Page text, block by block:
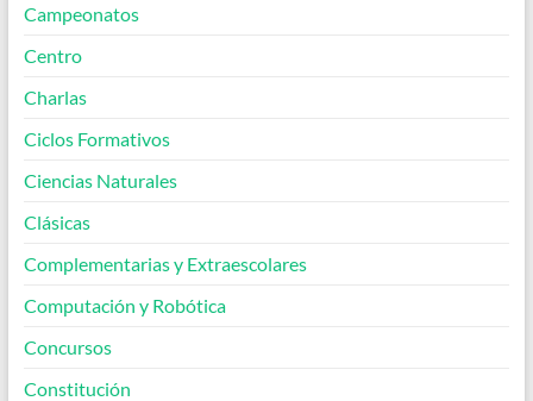
Campeonatos
Centro
Charlas
Ciclos Formativos
Ciencias Naturales
Clásicas
Complementarias y Extraescolares
Computación y Robótica
Concursos
Constitución